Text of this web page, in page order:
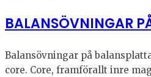
BALANSÖVNINGAR
Balansövningar på
core. Core, framförallt inre